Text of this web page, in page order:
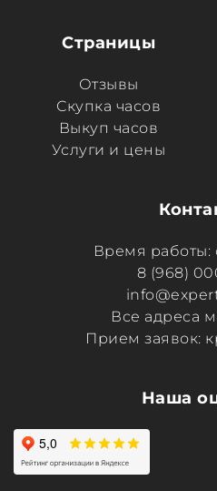
Страницы
Отзывы
Скупка часов
Выкуп часов
Услуги и цены
Время работы:
8 (968)
Все адреса
Прием заявок:
Наша